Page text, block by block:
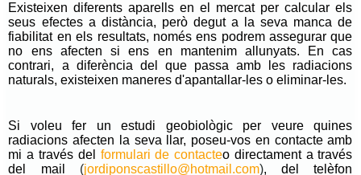
Existeixen diferents aparells en el mercat per calcular els
seus efectes a distància, però degut a la seva manca de
fiabilitat en els resultats, només ens podrem assegurar que
no ens afecten si ens en mantenim allunyats. En cas
contrari, a diferència del que passa amb les radiacions
naturals, existeixen maneres d'apantallar-les o eliminar-les.
Si voleu fer un estudi geobiològic per veure quines
radiacions afecten la seva llar, poseu-vos en contacte amb
mi a través del formulari de contacteo directament a través
del mail
(jordiponscastillo@hotmail.com), del telèfon